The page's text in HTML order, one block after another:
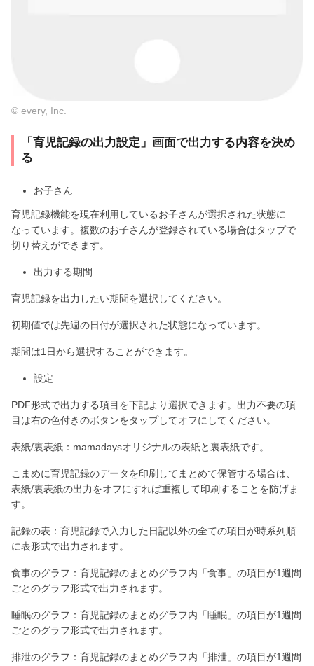
© every, Inc.
「育児記録の出力設定」画面で出力する内容を決め
る
お子さん
育児記録機能を現在利用しているお子さんが選択された状態に
なっています。複数のお子さんが登録されている場合はタップで
切り替えができます。
出力する期間
育児記録を出力したい期間を選択してください。
初期値では先週の日付が選択された状態になっています。
期間は1日から選択することができます。
設定
PDF形式で出力する項目を下記より選択できます。出力不要の項
目は右の色付きのボタンをタップしてオフにしてください。
表紙/裏表紙：mamadaysオリジナルの表紙と裏表紙です。
こまめに育児記録のデータを印刷してまとめて保管する場合は、
表紙/裏表紙の出力をオフにすれば重複して印刷することを防げま
す。
記録の表：育児記録で入力した日記以外の全ての項目が時系列順
に表形式で出力されます。
食事のグラフ：育児記録のまとめグラフ内「食事」の項目が1週間
ごとのグラフ形式で出力されます。
睡眠のグラフ：育児記録のまとめグラフ内「睡眠」の項目が1週間
ごとのグラフ形式で出力されます。
排泄のグラフ：育児記録のまとめグラフ内「排泄」の項目が1週間